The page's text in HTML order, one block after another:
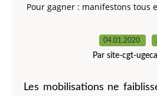
Pour gagner : manifestons tous
04.01.2020
Par site-cgt-
Les mobilisations ne